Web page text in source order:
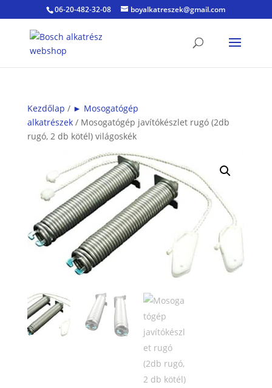
06-20-482-32-08 boyalkatreszek@gmail.com
Kezdőlap / ► Mosogatógép
alkatrészek/ Mosogatógép javítókészlet rugó (2db
rugó, 2 db kötél) világoskék